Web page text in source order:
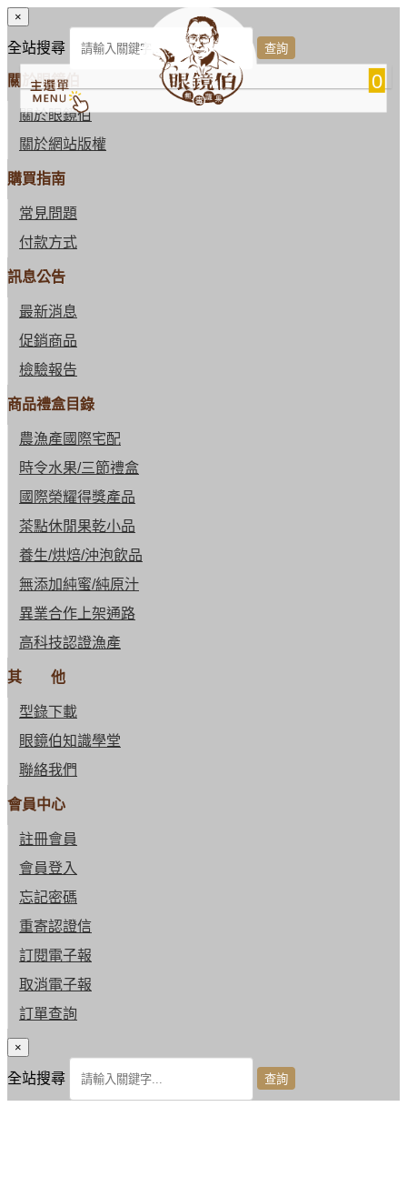
0
×
全站搜尋
關於眼鏡伯
關於眼鏡伯
關於網站版權
購買指南
常見問題
付款方式
訊息公告
最新消息
促銷商品
檢驗報告
商品禮盒目錄
農漁產國際宅配
時令水果/三節禮盒
國際榮耀得獎產品
茶點休閒果乾小品
養生/烘焙/沖泡飲品
無添加純蜜/純原汁
異業合作上架通路
高科技認證漁產
其 他
型錄下載
眼鏡伯知識學堂
聯絡我們
會員中心
註冊會員
會員登入
忘記密碼
重寄認證信
訂閱電子報
取消電子報
訂單查詢
×
全站搜尋